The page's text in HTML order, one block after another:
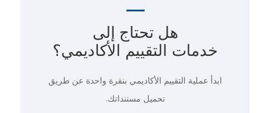
هل تحتاج إلى
خدمات التقييم الأكاديمي؟
ابدأ عملية التقييم الأكاديمي بنقرة واحدة عن طريق
تحميل مستنداتك.